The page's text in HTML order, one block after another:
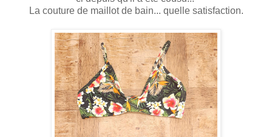
La couture de maillot de bain... quelle satisfaction.